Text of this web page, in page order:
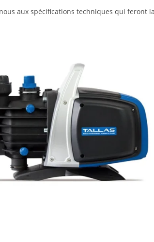
aux spécifications techniques qui feront